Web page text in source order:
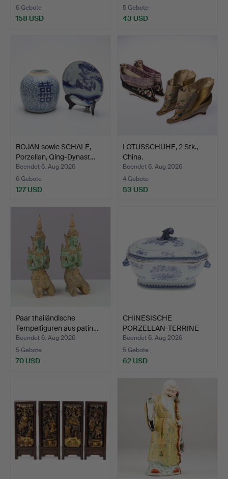
6 Gebote
158 USD
5 Gebote
43 USD
BOJAN sowie SCHALE,
Porzellan, Qing-Dynast…
Beendet 6. Aug 2026
6 Gebote
127 USD
LOTUSSCHUHE, 2 Stk.,
China.
Beendet 6. Aug 2026
4 Gebote
53 USD
Paar thailändische
Tempelfiguren aus patin…
Beendet 6. Aug 2026
5 Gebote
70 USD
CHINESISCHE
PORZELLAN-TERRINE
MIT DECKEL, …
Beendet 6. Aug 2026
5 Gebote
62 USD